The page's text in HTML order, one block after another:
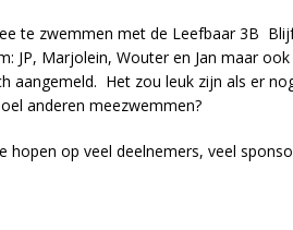
te zwemmen met de Leefbaar 3B
JP, Marjolein, Wouter en Jan maar
aangemeld. Het zou leuk zijn als er
anderen meezwemmen?
hopen op veel deelnemers, veel